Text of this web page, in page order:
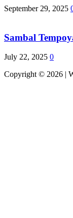
September 29, 2025
Sambal
July 22, 2025 0
Copyright © 2026 |